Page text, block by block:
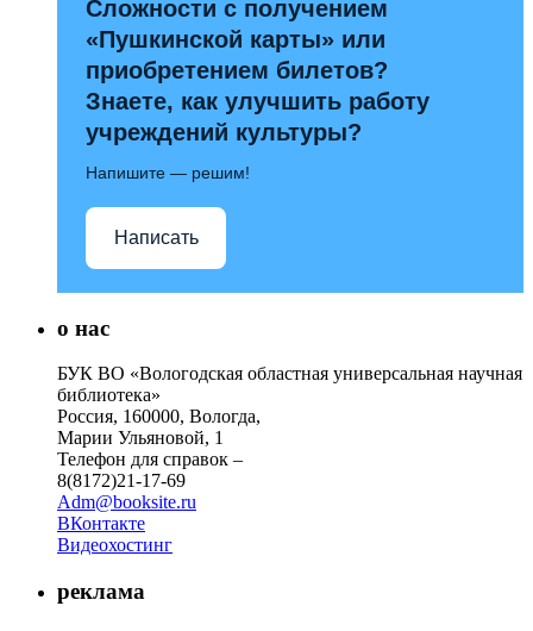
Сложности с получением
«Пушкинской карты» или
приобретением билетов?
Знаете, как улучшить работу
учреждений культуры?
Напишите — решим!
Написать
о нас
БУК ВО «Вологодская областная универсальная научная
библиотека»
Россия, 160000, Вологда,
Марии Ульяновой, 1
Телефон для справок –
8(8172)21-17-69
Adm@booksite.ru
ВКонтакте
Видеохостинг
реклама